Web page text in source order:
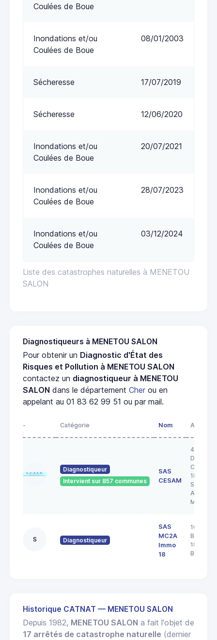
Liste des catastrophes naturelles à MENETOU
SALON
Coulées de Boue
Inondations et/ou
Coulées de Boue
08/01/2003
Sécheresse 17/07/2019
Sécheresse 12/06/2020
Inondations et/ou
Coulées de Boue
20/07/2021
Inondations et/ou
Coulées de Boue
28/07/2023
Inondations et/ou
Coulées de Boue
03/12/2024
Diagnostiqueurs à MENETOU SALON
Pour obtenir un Diagnostic d'État des
Risques et Pollution à MENETOU SALON
contactez un diagnostiqueur à MENETOU
SALON dans le département Cher ou en
appelant au 01 83 62 99 51 ou par mail.
- Catégorie Nom Adresse
Diagnostiqueur
Intervient sur 857 communes
SAS
CESAM
43 RUE
COULON
18200
SAINT
AMAND
S Diagnostiqueur
SAS
MC2A
Immo
18
103 rue
Barbès
18000
Historique CATNAT — MENETOU SALON
Depuis 1982, MENETOU SALON a fait l'objet de
17 arrêtés de catastrophe naturelle (dernier